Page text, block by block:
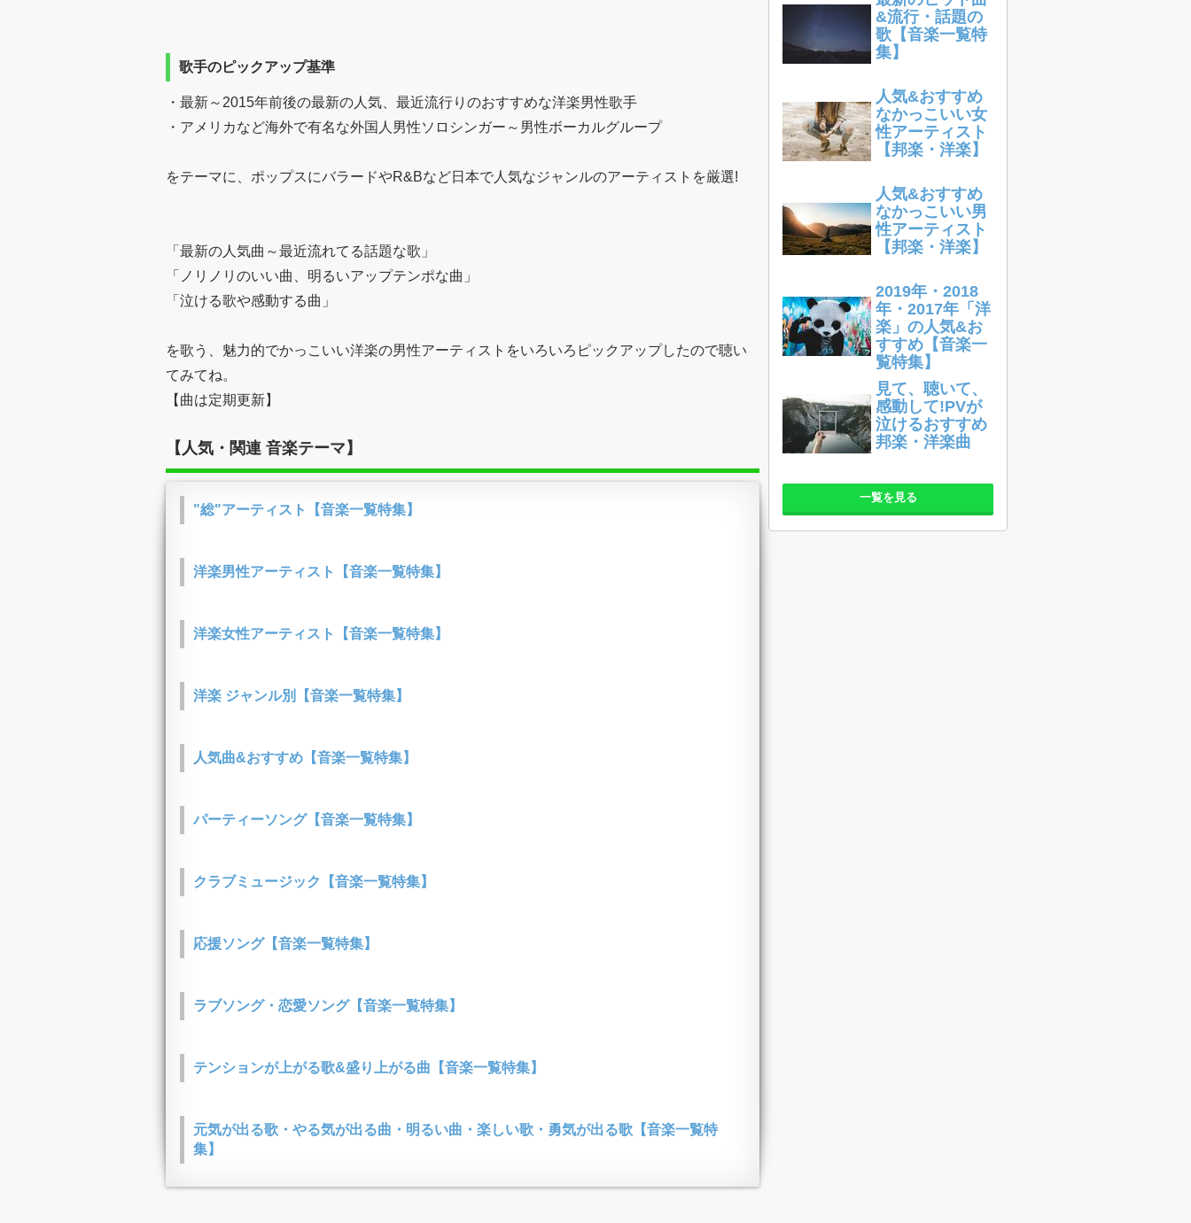
歌手のピックアップ基準
・最新～2015年前後の最新の人気、最近流行りのおすすめな洋楽男性歌手
・アメリカなど海外で有名な外国人男性ソロシンガー～男性ボーカルグループ
をテーマに、ポップスにバラードやR&Bなど日本で人気なジャンルのアーティストを厳選!
「最新の人気曲～最近流れてる話題な歌」
「ノリノリのいい曲、明るいアップテンポな曲」
「泣ける歌や感動する曲」
を歌う、魅力的でかっこいい洋楽の男性アーティストをいろいろピックアップしたので聴い
てみてね。
【曲は定期更新】
【人気・関連 音楽テーマ】
"総"アーティスト【音楽一覧特集】
洋楽男性アーティスト【音楽一覧特集】
洋楽女性アーティスト【音楽一覧特集】
洋楽 ジャンル別【音楽一覧特集】
人気曲&おすすめ【音楽一覧特集】
パーティーソング【音楽一覧特集】
クラブミュージック【音楽一覧特集】
応援ソング【音楽一覧特集】
ラブソング・恋愛ソング【音楽一覧特集】
テンションが上がる歌&盛り上がる曲【音楽一覧特集】
元気が出る歌・やる気が出る曲・明るい曲・楽しい歌・勇気が出る歌【音楽一覧特
集】
&流行・話題の
歌【音楽一覧特
集】
人気&おすすめ
なかっこいい女
性アーティスト
【邦楽・洋楽】
人気&おすすめ
なかっこいい男
性アーティスト
【邦楽・洋楽】
2019年・2018
年・2017年「洋
楽」の人気&お
すすめ【音楽一
覧特集】
見て、聴いて、
感動して!PVが
泣けるおすすめ
邦楽・洋楽曲
一覧を見る